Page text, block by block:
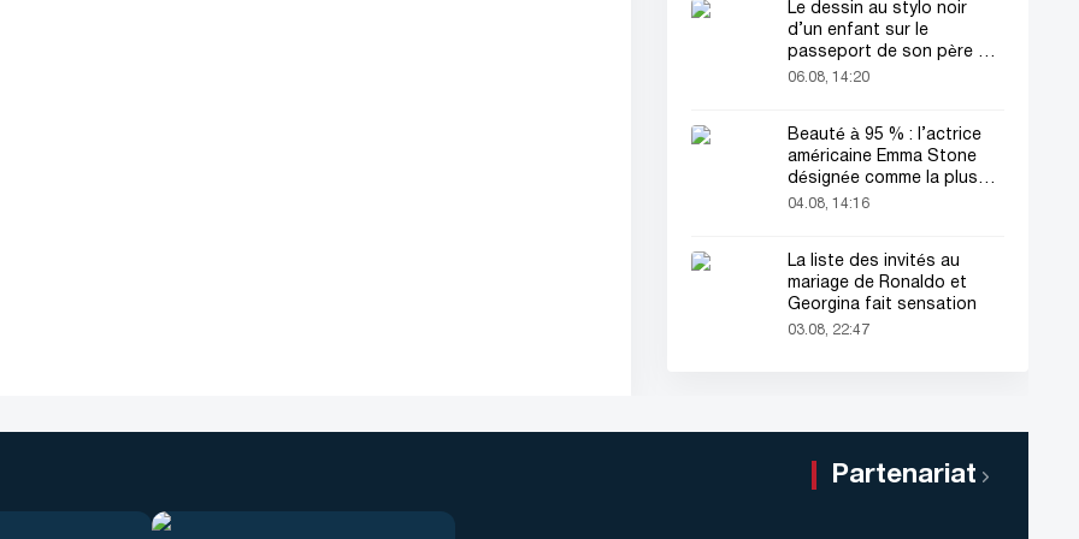
Le dessin au stylo noir
d’un enfant sur le
passeport de son père a
attiré tous les regards
06.08, 14:20
Beauté à 95 % : l’actrice
américaine Emma Stone
désignée comme la plus
belle femme du monde !
04.08, 14:16
La liste des invités au
mariage de Ronaldo et
Georgina fait sensation
03.08, 22:47
Partenariat